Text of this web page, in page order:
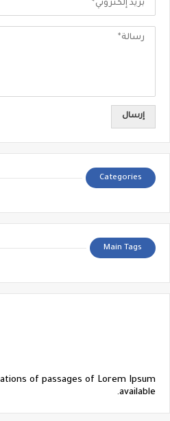
Categories
Main Tags
of passages of Lorem Ipsum
available.